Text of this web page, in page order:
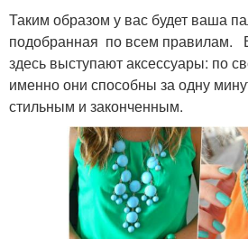
Таким образом у вас будет ваша
подобранная по всем правилам.
здесь выступают аксессуары: по
именно они способны за одну
стильным и законченным.